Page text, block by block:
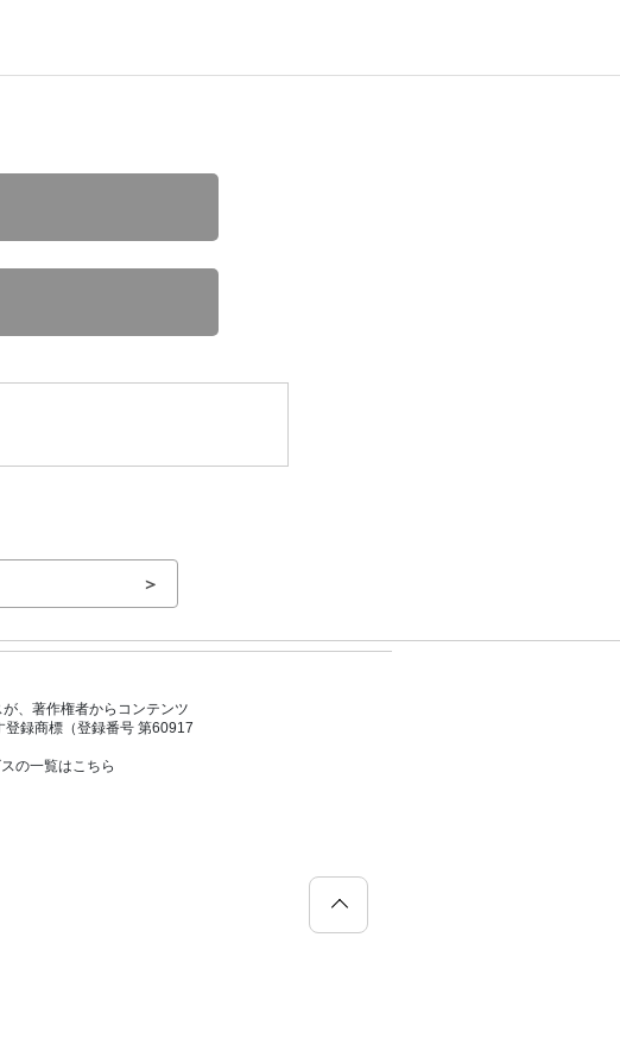
＞
、著作権者からコンテンツ
録商標（登録番号 第60917
の一覧はこちら